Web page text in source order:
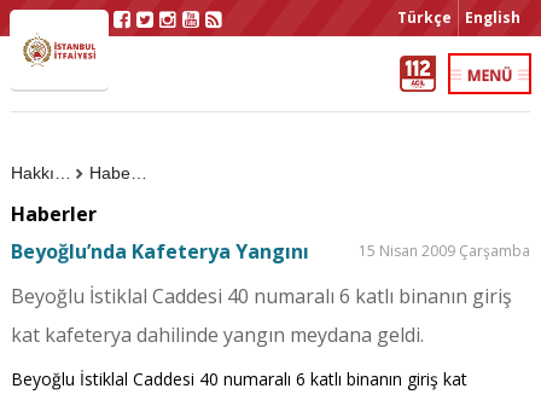
Türkçe English
Haberler
Haberler
Beyoğlu’nda Kafeterya Yangını
15 Nisan 2009 Çarşamba
Beyoğlu İstiklal Caddesi 40 numaralı 6 katlı binanın giriş
kat kafeterya dahilinde yangın meydana geldi.
Beyoğlu İstiklal Caddesi 40 numaralı 6 katlı binanın giriş kat